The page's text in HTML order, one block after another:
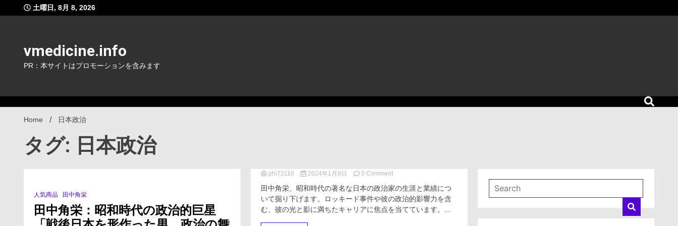
to
土曜日, 8月 8, 2026
vmedicine.info
PR：本サイトはプロモーションを含みます
Home 日本政治
タグ: 日本政治
2 Minutes
人気商品 田中角栄
田中角栄：昭和時代の政治的巨星
phi72110 2024年1月9日 0 Commenton
中
角
栄：
田中角栄、昭和時代の著名な日本の政治家の生涯と業績につ
いて掘り下げます。ロッキード事件や彼の政治的影響力を含
む、彼の光と影に満ちたキャリアに焦点を当てています。...